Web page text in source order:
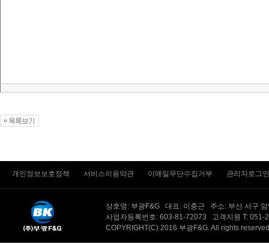
개인정보보호정책 서비스이용약관 이메일무단수집거부 관리자로그인
상호명: 부광F&G 대표: 이충근 주소: 부산 서구
사업자등록번호: 603-81-72073 고객지원 T:
COPYRIGHT(C) 2016 부광F&G. All rights